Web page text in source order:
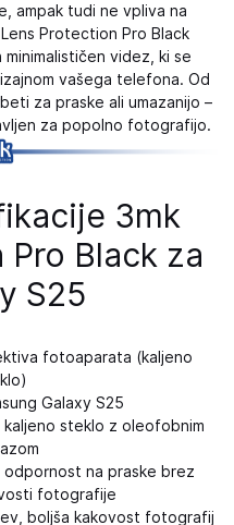
ampak tudi ne vpliva na
Protection Pro Black
videz, ki se
vašega telefona. Od
za praske ali umazanijo –
za popolno fotografijo.
3mk
Black za
S25
fotoaparata (kaljeno
Galaxy S25
steklo z oleofobnim
odpornost na praske brez
fotografije
boljša kakovost fotografij